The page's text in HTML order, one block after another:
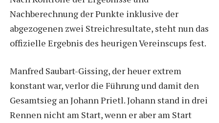
Nachberechnung der Punkte inklusive der
abgezogenen zwei Streichresultate, steht nun das
offizielle Ergebnis des heurigen Vereinscups fest.
Manfred Saubart-Gissing, der heuer extrem
konstant war, verlor die Führung und damit den
Gesamtsieg an Johann Prietl. Johann stand in drei
Rennen nicht am Start, wenn er aber am Start